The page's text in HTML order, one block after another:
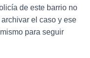
de este barrio no
el caso y ese
para seguir